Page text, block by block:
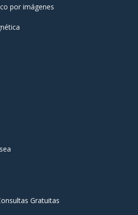
por imágenes
Gratuitas